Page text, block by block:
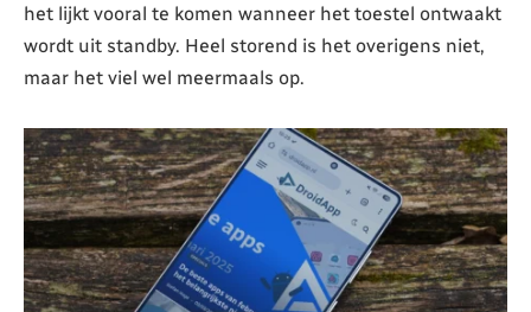
het lijkt vooral te komen wanneer het toestel ontwaakt
wordt uit standby. Heel storend is het overigens niet,
maar het viel wel meermaals op.